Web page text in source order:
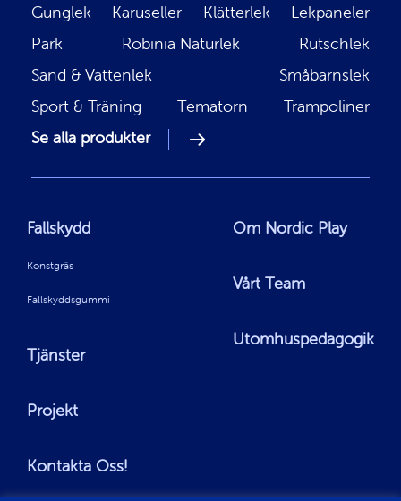
Gunglek
Karuseller Klätterlek
Lekpaneler
Park
Robinia Naturlek
Rutschlek
Sand & Vattenlek
Småbarnslek
Sport & Träning
Tematorn
Trampoliner
Se alla produkter
Fallskydd
Konstgräs
Fallskyddsgummi
Tjänster
Projekt
Kontakta Oss!
Om Nordic Play
Vårt Team
Utomhuspedagogik